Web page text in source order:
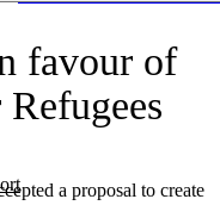
favour of
a proposal to create